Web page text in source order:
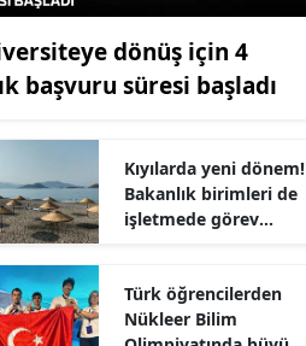
dönüş için 4
başvuru süresi başladı
Kıyılarda yeni dönem!
Bakanlık birimleri de
işletmede görev
Türk öğrencilerden
Nükleer Bilim